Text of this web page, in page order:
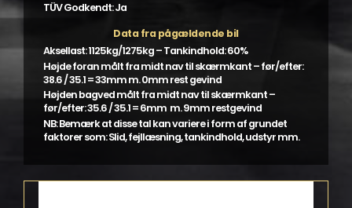
TÜV Godkendt: Ja
Data fra pågældende bil
Aksellast: 1125kg/1275kg – Tankindhold: 60%
Højde foran målt fra midt nav til skærmkant – før/efter:
38.6 / 35.1 = 33mm m. 0mm rest gevind
Højden bagved målt fra midt nav til skærmkant –
før/efter: 35.6 / 35.1 = 6mm m. 9mm restgevind
NB: Bemærk at disse tal kan variere i form af grundet
faktorer som: Slid, fejllæsning, tankindhold, udstyr mm.